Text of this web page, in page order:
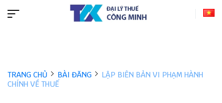
TRANG CHỦ BÀI ĐĂNG
LẬP BIÊN BẢN VI PHẠM HÀNH
CHÍNH VỀ THUẾ